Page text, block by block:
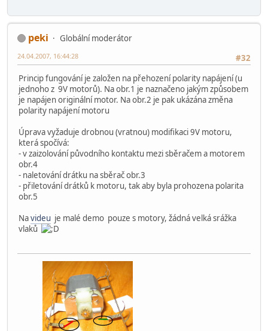
peki
Globální moderátor
#32
24.04.2007, 16:44:28
Princip fungování je založen na přehození polarity napájení (u
jednoho z 9V motorů). Na obr.1 je naznačeno jakým způsobem
je napájen originální motor. Na obr.2 je pak ukázána změna
polarity napájení motoru
Úprava vyžaduje drobnou (vratnou) modifikaci 9V motoru,
která spočívá:
- v zaizolování původního kontaktu mezi sběračem a motorem
obr.4
- naletování drátku na sběrač obr.3
- přiletování drátků k motoru, tak aby byla prohozena polarita
obr.5
Navideu je malé demo pouze s motory, žádná velká srážka
vlaků